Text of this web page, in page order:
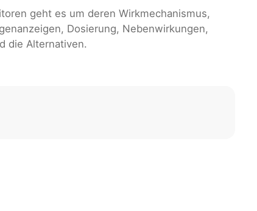
geht es um deren Wirkmechanismus,
Dosierung, Nebenwirkungen,
die Alternativen.